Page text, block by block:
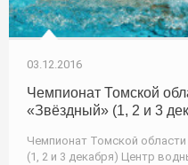
03.12.2016
Чемпионат Томской
«Звёздный» (1, 2 и 3
Чемпионат Томской
(1, 2 и 3 декабря) Центр